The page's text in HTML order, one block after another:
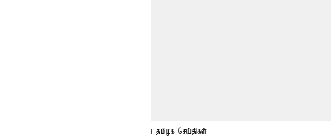
தமிழக செய்திகள்